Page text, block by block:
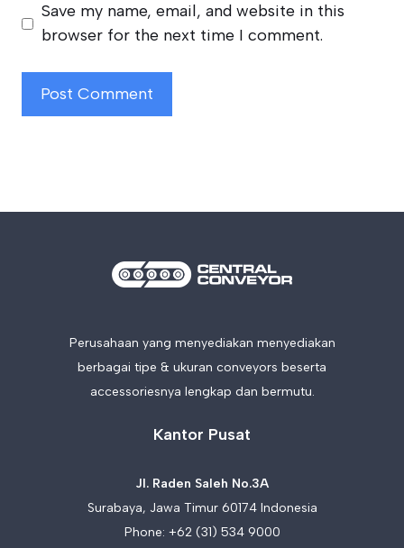
Save my name, email, and website in this
browser for the next time I comment.
Perusahaan yang menyediakan menyediakan
berbagai tipe & ukuran conveyors beserta
accessoriesnya lengkap dan bermutu.
Kantor Pusat
Jl. Raden Saleh No.3A
Surabaya, Jawa Timur 60174 Indonesia
Phone: +62 (31) 534 9000